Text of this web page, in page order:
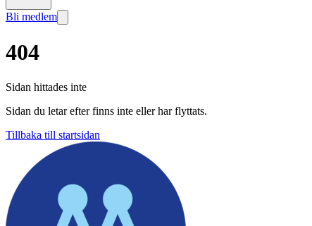
Bli medlem
404
Sidan hittades inte
Sidan du letar efter finns inte eller har flyttats.
Tillbaka till startsidan